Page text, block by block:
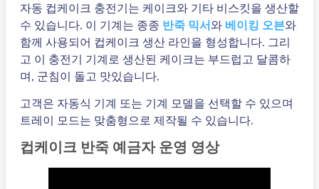
자동 컵케이크 충전기는 케이크와 기타 비스킷을 생산할
수 있습니다. 이 기계는 종종 반죽 믹서와 베이킹 오븐와
함께 사용되어 컵케이크 생산 라인을 형성합니다. 그리
고 이 충전기 기계로 생산된 케이크는 부드럽고 달콤하
며, 군침이 돌고 맛있습니다.
고객은 자동식 기계 또는 기계 모델을 선택할 수 있으며
트레이 모드는 맞춤형으로 제작될 수 있습니다.
컵케이크 반죽 예금자 운영 영상